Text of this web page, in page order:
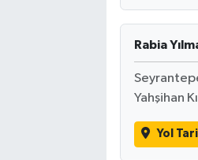
Rabia
Yahşihan
Yol